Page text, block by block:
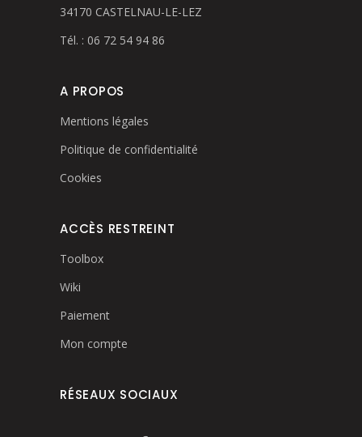
34170 CASTELNAU-LE-LEZ
Tél. : 06 72 54 94 86
A PROPOS
Mentions légales
Politique de confidentialité
Cookies
ACCÈS RESTREINT
Toolbox
Wiki
Paiement
Mon compte
RÉSEAUX SOCIAUX